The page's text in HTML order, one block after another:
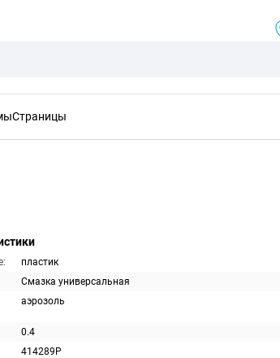
Страницы
пластик
Смазка универсальная
аэрозоль
0.4
414289P